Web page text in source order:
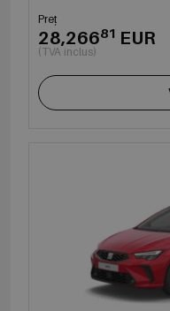
Preț
28,26681 EUR
(TVA inclus)